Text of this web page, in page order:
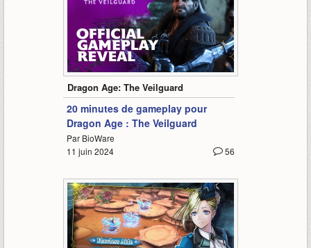
20:22
Dragon Age: The Veilguard
20 minutes de gameplay pour
Dragon Age : The Veilguard
Par BioWare
56
11 juin 2024